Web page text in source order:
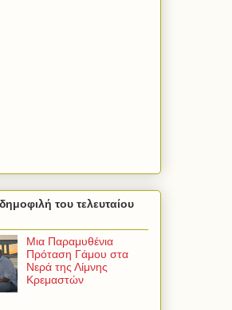
του τελευταίου
Μια Παραμυθένια
Πρόταση Γάμου στα
Νερά της Λίμνης
Κρεμαστών